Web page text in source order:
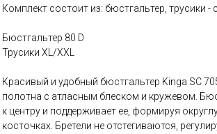
Комплект состоит из: бюстгальтер, трусики -
Бюстгальтер 80 D
Трусики XL/XXL
Красивый и удобный бюстгальтер Kinga SC
полотна с атласным блеском и кружевом.
к центру и поддерживает ее, формируя
косточках. Бретели не отстегиваются,